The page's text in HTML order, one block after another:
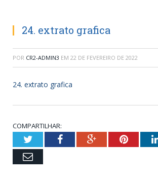
24. extrato grafica
POR CR2-ADMIN3 EM 22 DE FEVEREIRO DE 2022
24. extrato grafica
COMPARTILHAR:
TwitterFacebookGoogle+
Email